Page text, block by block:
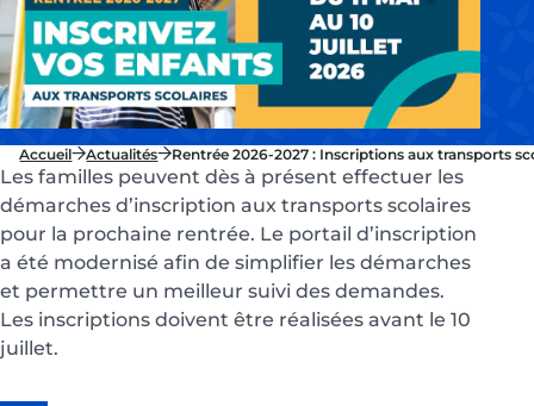
Accueil Actualités Rentrée 2026-2027 : Inscriptions aux transports
Les familles peuvent dès à présent effectuer les
démarches d’inscription aux transports scolaires
pour la prochaine rentrée. Le portail d’inscription
a été modernisé afin de simplifier les démarches
et permettre un meilleur suivi des demandes.
Les inscriptions doivent être réalisées avant le 10
juillet.